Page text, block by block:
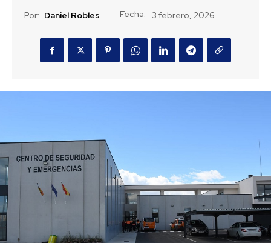
Por: Daniel Robles Fecha: 3 febrero, 2026